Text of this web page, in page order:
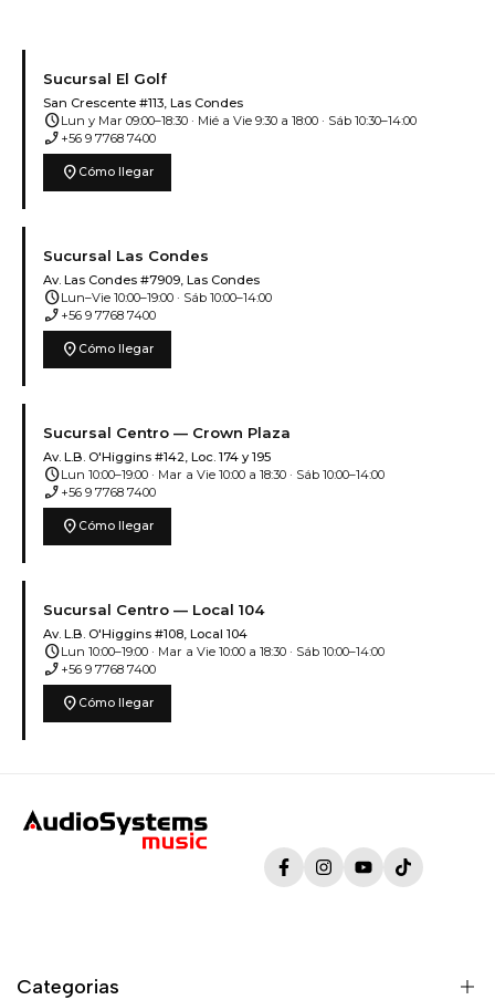
Sucursal El Golf
San Crescente #113, Las Condes
scheduleLun y Mar 09:00–18:30 · Mié a Vie 9:30 a 18:00 · Sáb 10:30–14:00
phone_enabled +56 9 7768 7400
location_on Cómo llegar
Sucursal Las Condes
Av. Las Condes #7909, Las Condes
scheduleLun–Vie 10:00–19:00 · Sáb 10:00–14:00
phone_enabled +56 9 7768 7400
location_on Cómo llegar
Sucursal Centro — Crown Plaza
Av. L.B. O'Higgins #142, Loc. 174 y 195
scheduleLun 10:00–19:00 · Mar a Vie 10:00 a 18:30 · Sáb 10:00–14:00
phone_enabled +56 9 7768 7400
location_on Cómo llegar
Sucursal Centro — Local 104
Av. L.B. O'Higgins #108, Local 104
scheduleLun 10:00–19:00 · Mar a Vie 10:00 a 18:30 · Sáb 10:00–14:00
phone_enabled +56 9 7768 7400
location_on Cómo llegar
FacebookInstagramYouTubeTikTok
Categorias